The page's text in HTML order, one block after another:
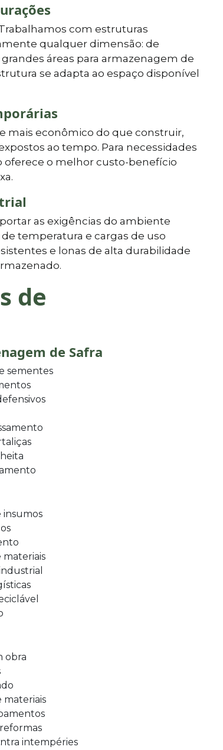
com estruturas
qualquer dimensão: de
áreas para armazenagem de
se adapta ao espaço disponível
mais econômico do que construir,
ao tempo. Para necessidades
oferece o melhor custo-benefício
as exigências do ambiente
temperatura e cargas de uso
e lonas de alta durabilidade
de
de Safra
sementes
insumos
materiais
obra
materiais
intempéries